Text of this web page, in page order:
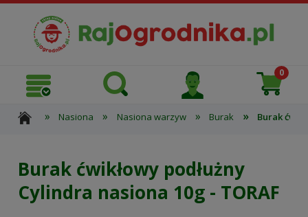
» Nasiona » Nasiona warzyw » Burak » Burak
Burak ćwikłowy podłużny
Cylindra nasiona 10g - TORAF